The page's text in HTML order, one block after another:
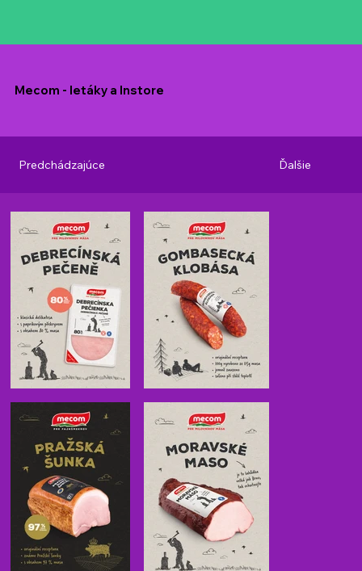
Mecom - letáky a Instore
Predchádzajúce Ďalšie